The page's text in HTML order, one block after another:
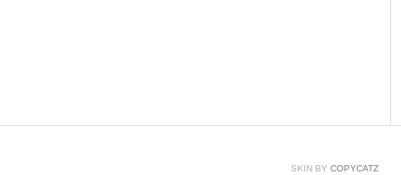
SKIN BY COPYCATZ